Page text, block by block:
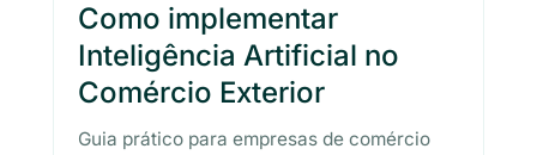
Como implementar
Inteligência Artificial no
Comércio Exterior
Guia prático para empresas de comércio